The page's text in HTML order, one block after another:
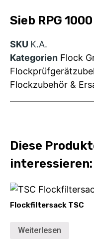
Sieb RPG 1000
SKU K.A.
Kategorien Flock
Flockzubehör &
Diese
interessieren:
Flockfiltersack TSC
Weiterlesen